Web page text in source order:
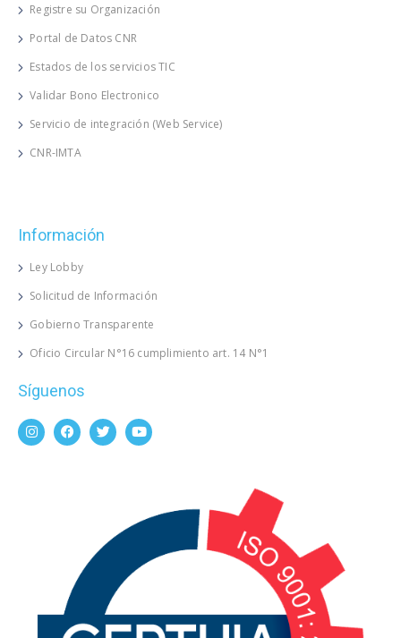
Registre su Organización
Portal de Datos CNR
Estados de los servicios TIC
Validar Bono Electronico
Servicio de integración (Web Service)
CNR-IMTA
Información
Ley Lobby
Solicitud de Información
Gobierno Transparente
Oficio Circular N°16 cumplimiento art. 14 N°1
Síguenos